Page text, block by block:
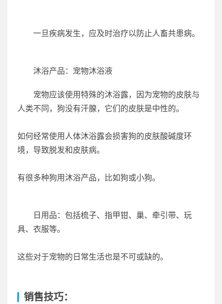
一旦疾病发生，应及时治疗以防止人畜共患病。
沐浴产品：宠物沐浴液
宠物应该使用特殊的沐浴露，因为宠物的皮肤与
人类不同，狗没有汗腺，它们的皮肤是中性的。
如何经常使用人体沐浴露会损害狗的皮肤酸碱度环
境，导致脱发和皮肤病。
有很多种狗用沐浴产品，比如狗或小狗。
日用品：包括梳子、指甲钳、巢、牵引带、玩
具、衣服等。
这些对于宠物的日常生活也是不可或缺的。
销售技巧：